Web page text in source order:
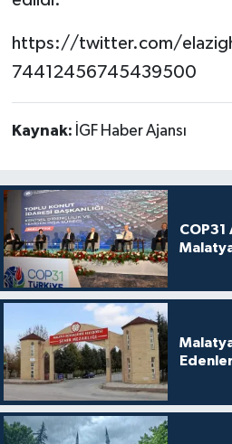
https://twitter.com/
74412456745439500
Kaynak: İGF Haber Ajansı
COP31